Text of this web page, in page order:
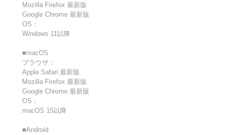
Mozilla Firefox 最新版
Google Chrome 最新版
OS：
Windows 11以降
■macOS
ブラウザ：
Apple Safari 最新版
Mozilla Firefox 最新版
Google Chrome 最新版
OS：
macOS 15以降
■Android